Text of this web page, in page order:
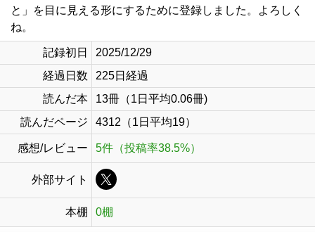
と」を目に見える形にするために登録しました。よろしく
ね。
記録初日
2025/12/29
経過日数
225日経過
読んだ本
13冊（1日平均0.06冊)
読んだページ
4312（1日平均19）
感想/レビュー 5件（投稿率38.5%）
外部サイト
本棚 0棚